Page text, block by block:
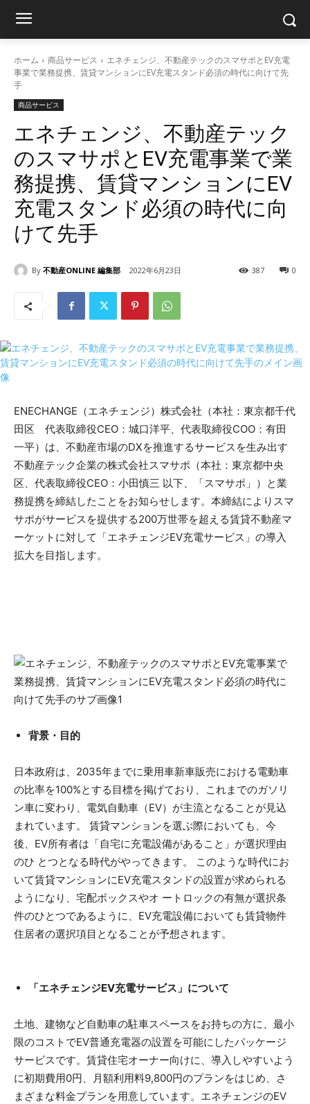
ホーム 商品サービス
エネチェンジ、不動産テックのスマサポとEV充電
事業で業務提携、賃貸マンションにEV充電スタンド必須の時代に向けて先
手
商品サービス
エネチェンジ、不動産テック
のスマサポとEV充電事業で業
務提携、賃貸マンションにEV
充電スタンド必須の時代に向
けて先手
By 不動産ONLINE 編集部 2022年6月23日 0
387
ENECHANGE（エネチェンジ）株式会社（本社：東京都千代
田区 代表取締役CEO：城口洋平、代表取締役COO：有田
一平）は、不動産市場のDXを推進するサービスを生み出す
不動産テック企業の株式会社スマサポ（本社：東京都中央
区、代表取締役CEO：小田慎三 以下、「スマサポ」）と業
務提携を締結したことをお知らせします。本締結によりスマ
サポがサービスを提供する200万世帯を超える賃貸不動産マ
ーケットに対して「エネチェンジEV充電サービス」の導入
拡大を目指します。
背景・目的
日本政府は、2035年までに乗用車新車販売における電動車
の比率を100%とする目標を掲げており、これまでのガソリ
ン車に変わり、電気自動車（EV）が主流となることが見込
まれています。 賃貸マンションを選ぶ際においても、今
後、EV所有者は「自宅に充電設備があること」が選択理由
のひ とつとなる時代がやってきます。 このような時代にお
いて賃貸マンションにEV充電スタンドの設置が求められる
ようになり、宅配ボックスやオ ートロックの有無が選択条
件のひとつであるように、EV充電設備においても賃貸物件
住居者の選択項目となることが予想されます。
「エネチェンジEV充電サービス」について
土地、建物など自動車の駐車スペースをお持ちの方に、最小
限のコストでEV普通充電器の設置を可能にしたパッケージ
サービスです。賃貸住宅オーナー向けに、導入しやすいよう
に初期費用0円、月額利用料9,800円のプランをはじめ、さ
まざまな料金プランを用意しています。エネチェンジのEV